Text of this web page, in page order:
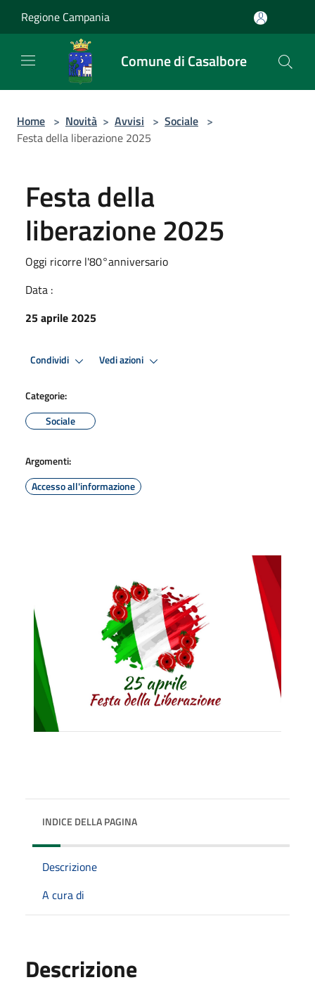
Regione Campania
Comune di Casalbore
Home > Novità > Avvisi > Sociale >
Festa della liberazione 2025
Festa della
liberazione 2025
Oggi ricorre l'80°anniversario
Data :
25 aprile 2025
Condividi Vedi azioni
Categorie:
Sociale
Argomenti:
Accesso all'informazione
INDICE DELLA PAGINA
Descrizione
A cura di
Descrizione